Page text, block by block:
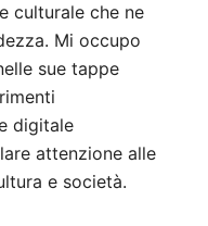
culturale che ne
Mi occupo
sue tappe
digitale
attenzione alle
e società.